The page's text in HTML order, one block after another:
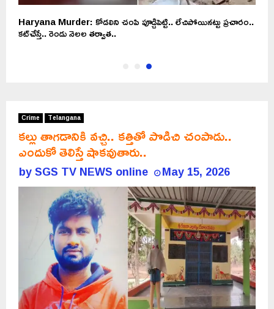
Haryana Murder: కోడలిని చంపి పూడ్చిపెట్టి.. లేచిపోయినట్టు ప్రచారం..
కట్‌చేస్తే.. రెండు నెలల తర్వాత..
Crime Telangana
కల్లు తాగడానికి వచ్చి.. కత్తితో పొడిచి చంపాడు..
ఎందుకో తెలిస్తే షాకవుతారు..
bySGS TV NEWS online May 15, 2026